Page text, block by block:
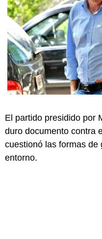
El partido presidido por
duro documento contra
cuestionó las formas de
entorno.